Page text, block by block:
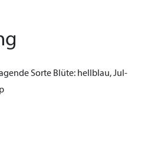
Sorte Blüte: hellblau, Jul-